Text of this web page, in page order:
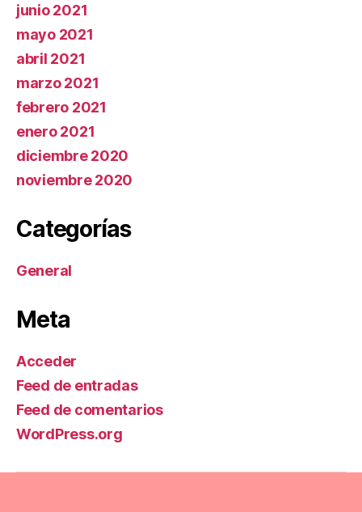
junio 2021
mayo 2021
abril 2021
marzo 2021
febrero 2021
enero 2021
diciembre 2020
noviembre 2020
Categorías
General
Meta
Acceder
Feed de entradas
Feed de comentarios
WordPress.org